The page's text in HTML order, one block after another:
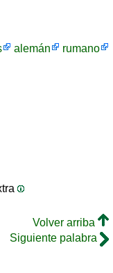
alemán
rumano
Volver arriba
Siguiente palabra